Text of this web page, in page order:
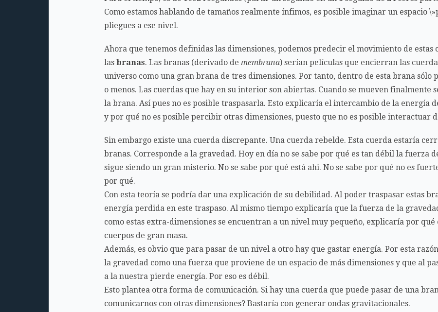
Como estamos hablando de tamaños realmente ínfimos, es posible imaginar un espacio
pliegues a ese nivel.
Ahora que tenemos definidas las dimensiones, podemos predecir el movimiento de estas
lasbranas. Las branas (derivado demembrana) serían películas que encierran las
universo como una gran brana de tres dimensiones. Por tanto, dentro de esta brana sólo
o menos. Las cuerdas que hay en su interior son abiertas. Cuando se mueven finalmente
la brana. Así pues no es posible traspasarla. Esto explicaría el intercambio de la energía
y por qué no es posible percibir otras dimensiones, puesto que no es posible interactuar
Sin embargo existe una cuerda discrepante. Una cuerda rebelde. Esta cuerda estaría
branas. Corresponde a la gravedad. Hoy en día no se sabe por qué es tan débil la fuerza
sigue siendo un gran misterio. No se sabe por qué está ahi. No se sabe por qué no es
por qué.
Con esta teoría se podría dar una explicación de su debilidad. Al poder traspasar estas
energía perdida en este traspaso. Al mismo tiempo explicaría que la fuerza de la
como estas extra-dimensiones se encuentran a un nivel muy pequeño, explicaría por
cuerpos de gran masa.
Además, es obvio que para pasar de un nivel a otro hay que gastar energía. Por esta
la gravedad como una fuerza que proviene de un espacio de más dimensiones y que al
a la nuestra pierde energía. Por eso es débil.
Esto plantea otra forma de comunicación. Si hay una cuerda que puede pasar de una
comunicarnos con otras dimensiones? Bastaría con generar ondas gravitacionales.